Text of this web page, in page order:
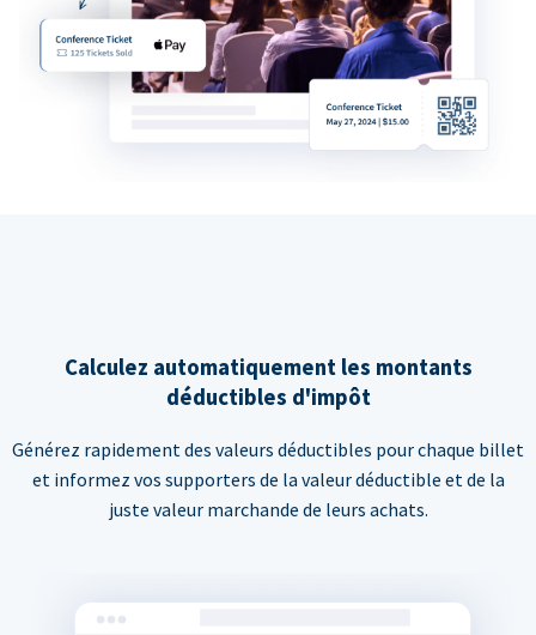
Calculez automatiquement les montants
déductibles d'impôt
Générez rapidement des valeurs déductibles pour chaque billet
et informez vos supporters de la valeur déductible et de la
juste valeur marchande de leurs achats.